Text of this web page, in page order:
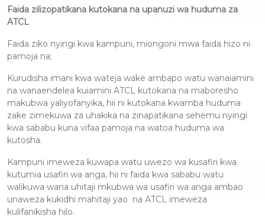
Faida zilizopatikana kutokana na upanuzi wa huduma za
ATCL
Faida ziko nyingi kwa kampuni, miongoni mwa faida hizo ni
pamoja na;
Kurudisha imani kwa wateja wake ambapo watu wanaiamini
na wanaendelea kuiamini ATCL kutokana na maboresho
makubwa yaliyofanyika, hii ni kutokana kwamba huduma
zake zimekuwa za uhakika na zinapatikana sehemu nyingi
kwa sababu kuna vifaa pamoja na watoa huduma wa
kutosha.
Kampuni imeweza kuwapa watu uwezo wa kusafiri kwa
kutumia usafiri wa anga, hii ni faida kwa sababu watu
walikuwa wana uhitaji mkubwa wa usafiri wa anga ambao
unaweza kukidhi mahitaji yao na ATCL imeweza
kulifanikisha hilo.